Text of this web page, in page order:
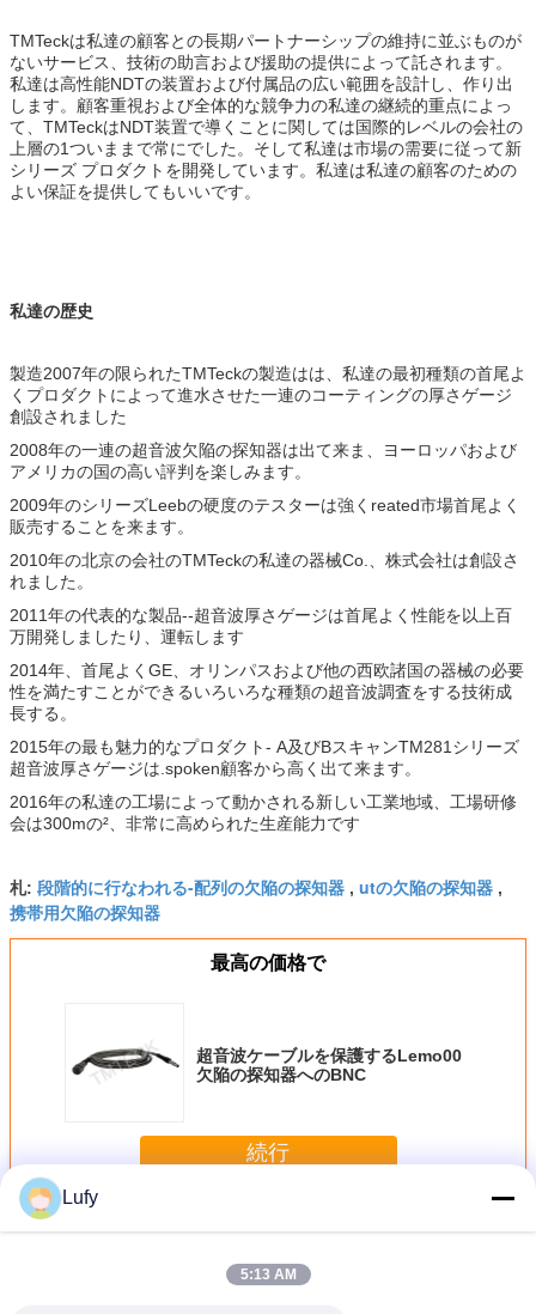
TMTeckは私達の顧客との長期パートナーシップの維持に並ぶものが
ないサービス、技術の助言および援助の提供によって託されます。
私達は高性能NDTの装置および付属品の広い範囲を設計し、作り出
します。顧客重視および全体的な競争力の私達の継続的重点によっ
て、TMTeckはNDT装置で導くことに関しては国際的レベルの会社の
上層の1ついままで常にでした。そして私達は市場の需要に従って新
シリーズ プロダクトを開発しています。私達は私達の顧客のための
よい保証を提供してもいいです。
私達の歴史
製造2007年の限られたTMTeckの製造はは、私達の最初種類の首尾よ
くプロダクトによって進水させた一連のコーティングの厚さゲージ
創設されました
2008年の一連の超音波欠陥の探知器は出て来ま、ヨーロッパおよび
アメリカの国の高い評判を楽しみます。
2009年のシリーズLeebの硬度のテスターは強くreated市場首尾よく
販売することを来ます。
2010年の北京の会社のTMTeckの私達の器械Co.、株式会社は創設さ
れました。
2011年の代表的な製品--超音波厚さゲージは首尾よく性能を以上百
万開発しましたり、運転します
2014年、首尾よくGE、オリンパスおよび他の西欧諸国の器械の必要
性を満たすことができるいろいろな種類の超音波調査をする技術成
長する。
2015年の最も魅力的なプロダクト- A及びBスキャンTM281シリーズ
超音波厚さゲージは.spoken顧客から高く出て来ます。
2016年の私達の工場によって動かされる新しい工業地域、工場研修
会は300mの²、非常に高められた生産能力です
札: 段階的に行なわれる-配列の欠陥の探知器 , utの欠陥の探知器 ,
携帯用欠陥の探知器
最高の価格で
超音波ケーブルを保護するLemo00
欠陥の探知器へのBNC
続行
多く超音波トランスデューサー ケーブル
Lufy
5:13 AM